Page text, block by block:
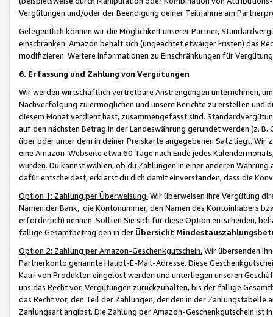
Vergütungen und/oder der Beendigung deiner Teilnahme am
Gelegentlich können wir die Möglichkeit unserer Partner,
einschränken. Amazon behält sich (ungeachtet etwaiger Fristen) das
modifizieren. Weitere Informationen zu Einschränkungen für
6. Erfassung und Zahlung von Vergütungen
Wir werden wirtschaftlich vertretbare Anstrengungen unternehmen,
Nachverfolgung zu ermöglichen und unsere Berichte zu erstellen und
diesem Monat verdient hast, zusammengefasst sind.
auf den nächsten Betrag in der Landeswährung gerundet werden (z.
über oder unter dem in deiner Preiskarte angegebenen Satz liegt.
eine Amazon-Webseite etwa 60 Tage nach Ende jedes
wurden. Du kannst wählen, ob du Zahlungen in einer anderen
dafür entscheidest, erklärst du dich damit einverstanden, dass die
Option 1: Zahlung per Überweisung. Wir überweisen Ihre Vergütung
Namen der Bank, die Kontonummer, den Namen des Kontoinhabers
erforderlich) nennen. Sollten Sie sich für diese Option entscheiden,
fällige Gesamtbetrag den in der Übersicht
Option 2: Zahlung per Amazon-Geschenkgutschein. Wir übersenden
Partnerkonto genannte Haupt-E-Mail-Adresse. Diese
Kauf von Produkten eingelöst werden und unterliegen unseren
uns das Recht vor, Vergütungen zurückzuhalten, bis der fällige
das Recht vor, den Teil der Zahlungen, der den in der
Zahlungsart angibst. Die Zahlung per Amazon-Geschenkgutschein ist